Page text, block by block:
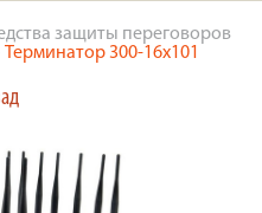
защиты переговоров
Терминатор 300-16х101